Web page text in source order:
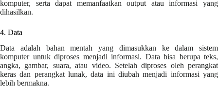
komputer, serta dapat memanfaatkan output atau informasi yang
dihasilkan.
4. Data
Data adalah bahan mentah yang dimasukkan ke dalam sistem
komputer untuk diproses menjadi informasi. Data bisa berupa teks,
angka, gambar, suara, atau video. Setelah diproses oleh perangkat
keras dan perangkat lunak, data ini diubah menjadi informasi yang
lebih bermakna.